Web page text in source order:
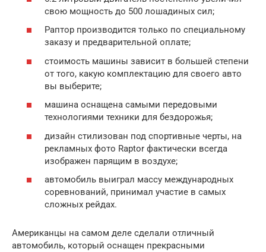
свою мощность до 500 лошадиных сил;
Раптор производится только по специальному
заказу и предварительной оплате;
стоимость машины зависит в большей степени
от того, какую комплектацию для своего авто
вы выберите;
машина оснащена самыми передовыми
технологиями техники для бездорожья;
дизайн стилизован под спортивные черты, на
рекламных фото Raptor фактически всегда
изображен парящим в воздухе;
автомобиль выиграл массу международных
соревнований, принимал участие в самых
сложных рейдах.
Американцы на самом деле сделали отличный
автомобиль, который оснащен прекрасными